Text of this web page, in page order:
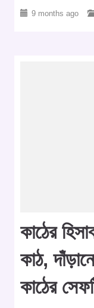
9 months ago
কাঠের
কাঠ,
কাঠের